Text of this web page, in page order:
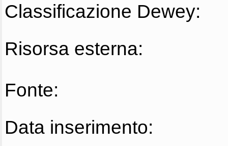
Classificazione Dewey:
Risorsa esterna:
Fonte:
Data inserimento: